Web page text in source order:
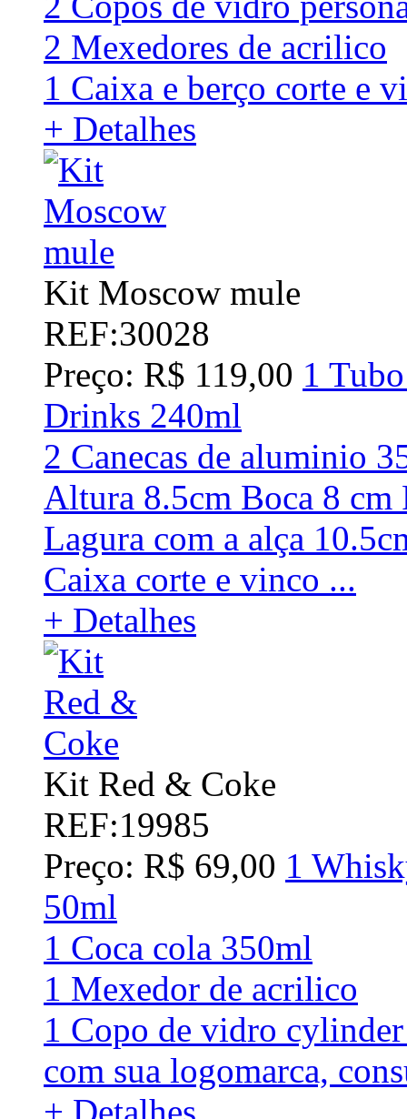
2 Mexedores de acrilico
1 Caixa e berço corte e
+ Detalhes
Kit Moscow mule
REF:30028
Preço: R$ 119,00 1
Drinks 240ml
2 Canecas de aluminio
Altura 8.5cm Boca 8 cm
Lagura com a alça
Caixa corte e vinco ...
+ Detalhes
Kit Red & Coke
REF:19985
Preço: R$ 69,00 1
50ml
1 Coca cola 350ml
1 Mexedor de acrilico
1 Copo de vidro
com sua logomarca,
+ Detalhes